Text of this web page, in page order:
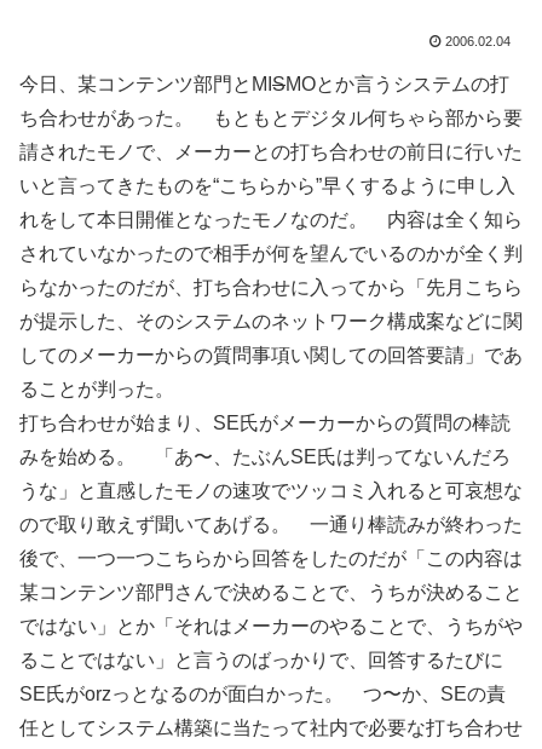
2006.02.04
今日、某コンテンツ部門とMI SMOとか言うシステムの打
ち合わせがあった。 もともとデジタル何ちゃら部から要
請されたモノで、メーカーとの打ち合わせの前日に行いた
いと言ってきたものを“こちらから”早くするように申し入
れをして本日開催となったモノなのだ。 内容は全く知ら
されていなかったので相手が何を望んでいるのかが全く判
らなかったのだが、打ち合わせに入ってから「先月こちら
が提示した、そのシステムのネットワーク構成案などに関
してのメーカーからの質問事項い関しての回答要請」であ
ることが判った。
打ち合わせが始まり、SE氏がメーカーからの質問の棒読
みを始める。 「あ〜、たぶんSE氏は判ってないんだろ
うな」と直感したモノの速攻でツッコミ入れると可哀想な
ので取り敢えず聞いてあげる。 一通り棒読みが終わった
後で、一つ一つこちらから回答をしたのだが「この内容は
某コンテンツ部門さんで決めることで、うちが決めること
ではない」とか「それはメーカーのやることで、うちがや
ることではない」と言うのばっかりで、回答するたびに
SE氏がorzっとなるのが面白かった。 つ〜か、SEの責
任としてシステム構築に当たって社内で必要な打ち合わせ